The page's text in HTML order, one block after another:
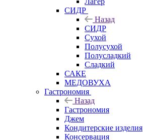
СИДР
Назад
СИДР
Сухой
Полусухой
Полусладкий
Сладкий
САКЕ
МЕДОВУХА
Гастрономия
Назад
Гастрономия
Джем
Кондитерские изделия
Консервация